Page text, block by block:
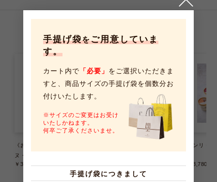
《お届けは9/22まで》テリー
ヌ・ドゥ・フリュイ 6種6個入
￥3,240
アンリ・
￥3,780
手提げ袋をご用意していま
す。
カート内で 「必要」 をご選択いただきま
すと、 商品サイズの手提げ袋を個数分お
付けいたします。
※サイズのご変更はお受け
いたしかねます。
何卒ご了承くださいませ。
手提げ袋につきまして